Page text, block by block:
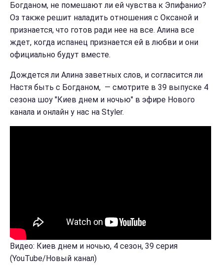
Богданом, не помешают ли ей чувства к Эпифанио?
Оз также решит наладить отношения с Оксаной и
признается, что готов ради нее на все. Алина все
ждет, когда испанец признается ей в любви и они
официально будут вместе.
Дождется ли Алина заветных слов, и согласится ли
Настя быть с Богданом, — смотрите в 39 выпуске 4
сезона шоу "Киев днем и ночью" в эфире Нового
канала и онлайн у нас на Styler.
Видео: Киев днем и ночью, 4 сезон, 39 серия
(YouTube/Новый канал)